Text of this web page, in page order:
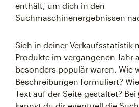
enthält, um dich in den
Suchmaschinenergebnissen
Sieh in deiner Verkaufsstatistik
Produkte im vergangenen Jahr
besonders populär waren. Wie
Beschreibungen formuliert?
Text auf der Seite gestaltet? Bei